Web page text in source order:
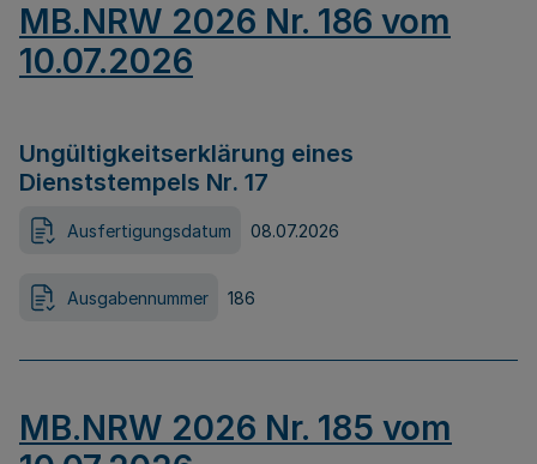
MB.NRW 2026 Nr. 186 vom
10.07.2026
Ungültigkeitserklärung eines
Dienststempels Nr. 17
Ausfertigungsdatum 08.07.2026
Ausgabennummer 186
MB.NRW 2026 Nr. 185 vom